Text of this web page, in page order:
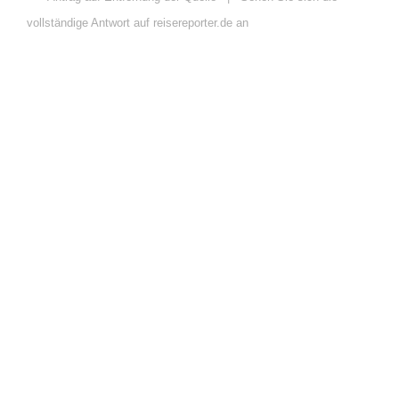
vollständige Antwort auf reisereporter.de an